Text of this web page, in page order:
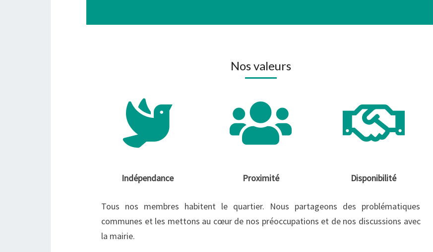
Nos valeurs
Indépendance Proximité Disponibilité
Tous nos membres habitent le quartier. Nous partageons des problématiques
communes et les mettons au cœur de nos préoccupations et de nos discussions avec
la mairie.